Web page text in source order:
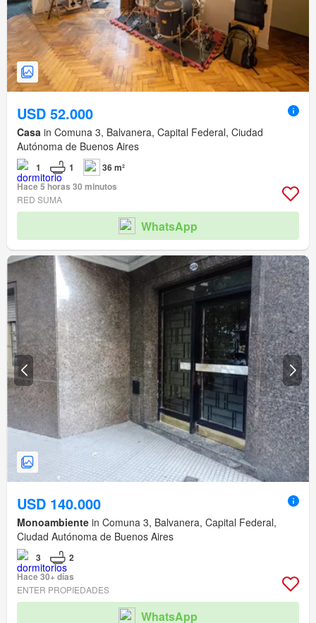
USD 52.000
Casa in Comuna 3, Balvanera, Capital Federal, Ciudad
Autónoma de Buenos Aires
1 1
36 m²
Hace 5 horas 30 minutos
RED SUMA
WhatsApp
USD 140.000
Monoambiente in Comuna 3, Balvanera, Capital Federal,
Ciudad Autónoma de Buenos Aires
3
2
Hace 30+ días
ENTER PROPIEDADES
WhatsApp